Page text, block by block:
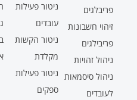
פריבלגים
זיהוי חשבונות
פריבילגים
ניהול זהויות
ניהול סיסמאות
לעובדים
ניטור פעילות
עובדים
ניטור הקשות
מקלדת
ניטור פעילות
ספקים